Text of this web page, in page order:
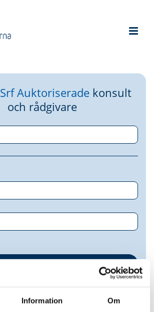
Information Om
Srf Auktoriserade konsult
och rådgivare